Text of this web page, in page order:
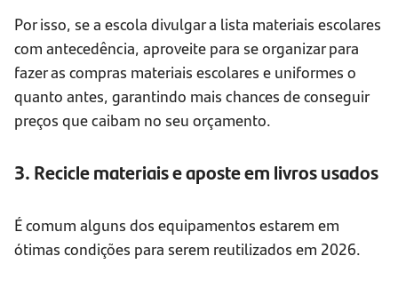
Por isso, se a escola divulgar a lista materiais escolares
com antecedência, aproveite para se organizar para
fazer as compras materiais escolares e uniformes o
quanto antes, garantindo mais chances de conseguir
preços que caibam no seu orçamento.
3. Recicle materiais e aposte em livros usados
É comum alguns dos equipamentos estarem em
ótimas condições para serem reutilizados em 2026.